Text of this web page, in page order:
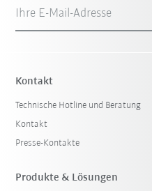
Ihre E-Mail-Adresse
Kontakt
Technische Hotline und Beratung
Kontakt
Presse-Kontakte
Produkte & Lösungen